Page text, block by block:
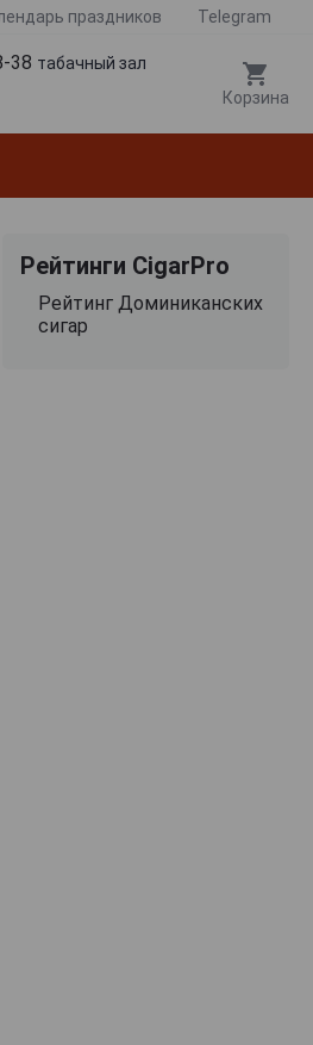
праздников Telegram
38 табачный зал
Корзина
Рейтинги CigarPro
Рейтинг Доминиканских
сигар